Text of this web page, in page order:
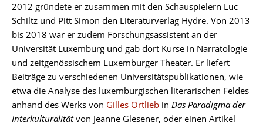
2012 gründete er zusammen mit den Schauspielern Luc
Schiltz und Pitt Simon den Literaturverlag Hydre. Von 2013
bis 2018 war er zudem Forschungsassistent an der
Universität Luxemburg und gab dort Kurse in Narratologie
und zeitgenössischem Luxemburger Theater. Er liefert
Beiträge zu verschiedenen Universitätspublikationen, wie
etwa die Analyse des luxemburgischen literarischen Feldes
anhand des Werks von Gilles Ortlieb in Das Paradigma der
Interkulturalitätvon Jeanne Glesener, oder einen Artikel